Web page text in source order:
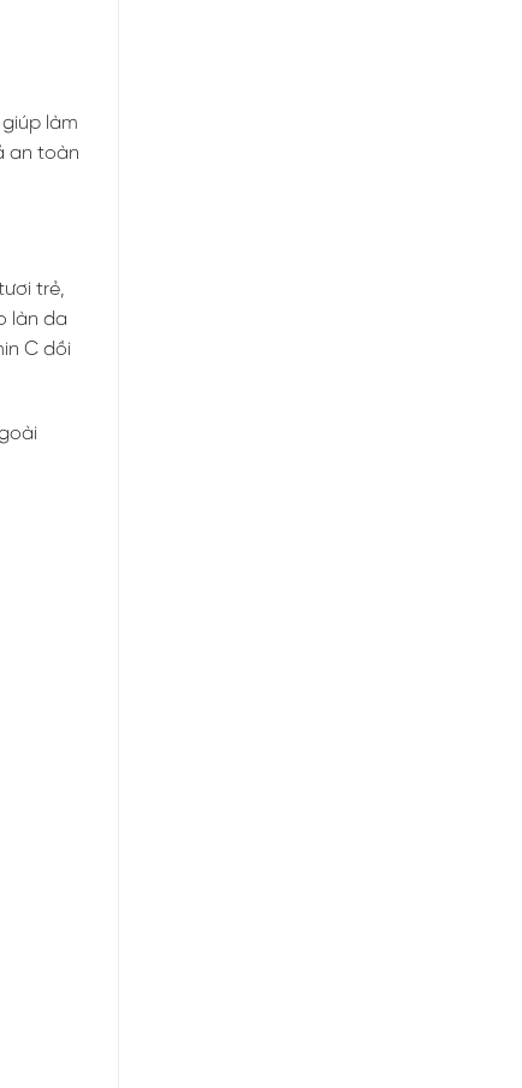
làm
an toàn
trẻ,
làn da
C dồi